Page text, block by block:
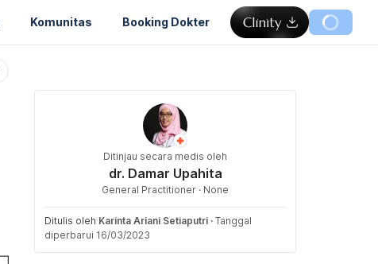
Komunitas Booking Dokter
Ditinjau secara medis oleh
dr. Damar Upahita
General Practitioner · None
Ditulis oleh Karinta Ariani Setiaputri · Tanggal
diperbarui 16/03/2023